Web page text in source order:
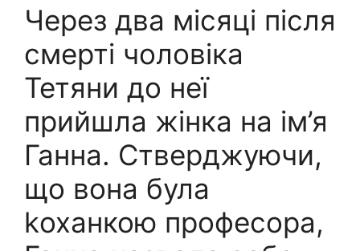
Через два місяці після
смерті чоловіка
Тетяни до неї
прийшла жінка на ім’я
Ганна. Стверджуючи,
що вона була
kоханкою професора,